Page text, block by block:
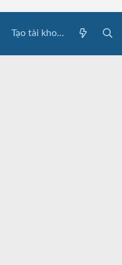
Tạo tài khoản